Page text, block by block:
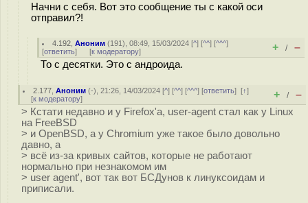
Начни с себя. Вот это сообщение ты с какой оси
отправил?!
4.192 ,Аноним (191), 08:49, 15/03/2024 [^] [^^] [^^^]
[ответить] [к модератору] + / –
То с десятки. Это с андроида.
2.177 ,Аноним (-), 21:26, 14/03/2024 [^] [^^] [^^^] [ответить][↑]
[к модератору] + / –
> Кстати недавно и у Firefox'а, user-agent стал как у Linux
на FreeBSD
> и OpenBSD, а у Chromium уже такое было довольно
давно, а
> всё из-за кривых сайтов, которые не работают
нормально при незнакомом им
> user agent', вот так вот БСДунов к линуксоидам и
приписали.